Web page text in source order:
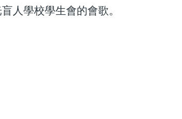
人學校學生會的會歌。